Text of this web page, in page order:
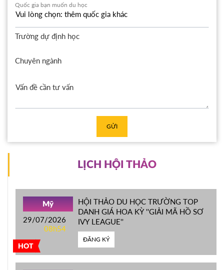
Quốc gia bạn muốn du học
Trường dự định học
Chuyên ngành
GỬI
LỊCH HỘI THẢO
HOT
Mỹ
29/07/2026
08h54
HỘI THẢO DU HỌC TRƯỜNG TOP
DANH GIÁ HOA KỲ ''GIẢI MÃ HỒ SƠ
IVY LEAGUE''
ĐĂNG KÝ